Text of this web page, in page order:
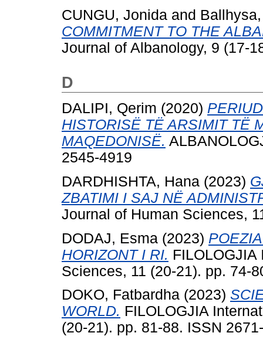
CUNGU, Jonida and
COMMITMENT TO THE
Journal of Albanology, 9 (17-
D
DALIPI, Qerim (2020)
HISTORISË TË ARSIMIT TË
MAQEDONISË.
2545-4919
DARDHISHTA, Hana (2023)
ZBATIMI I SAJ NË
Journal of Human Sciences,
DODAJ, Esma (2023)
HORIZONT I RI.
Sciences, 11 (20-21). pp. 74-
DOKO, Fatbardha (2023)
WORLD. FILOLOGJIA
(20-21). pp. 81-88. ISSN